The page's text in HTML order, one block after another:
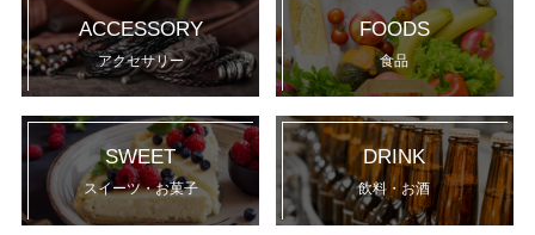
ACCESSORY
アクセサリー
FOODS
食品
SWEET
スイーツ・お菓子
DRINK
飲料・お酒